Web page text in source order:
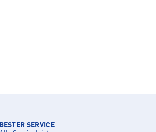
BESTER SERVICE